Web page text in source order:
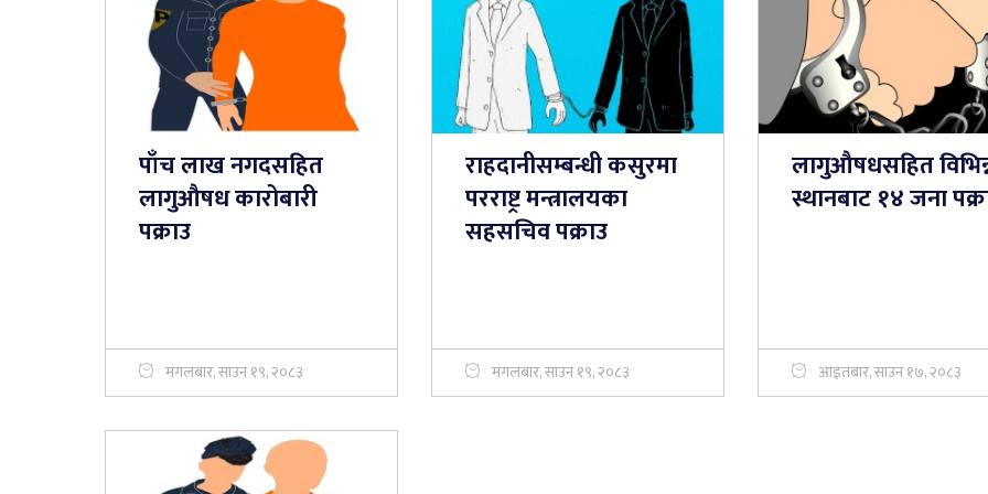
पाँच लाख नगदसहित
लागुऔषध कारोबारी
पक्राउ
मंगलबार, साउन १९, २०८३
राहदानीसम्बन्धी कसुरमा
परराष्ट्र मन्त्रालयका
सहसचिव पक्राउ
मंगलबार, साउन १९, २०८३
लागुऔषधसहित
स्थानबाट १४ जना
आइतबार, साउन १७, २०८३